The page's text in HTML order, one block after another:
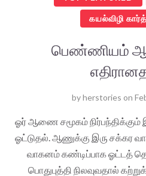
கயல்விழி
பெண்ணியம்
byherstories on
ஓர் ஆணை சமூகம்
ஓட்டுதல். ஆணுக்கு இரு சக்கர
வாகனம் கண்டிப்பாக ஓட்டத்
பொதுபுத்தி நிலவுவதால்